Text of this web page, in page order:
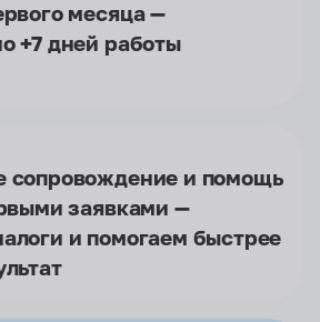
месяца —
+7 дней работы
сопровождение и помощь
заявками —
и помогаем быстрее